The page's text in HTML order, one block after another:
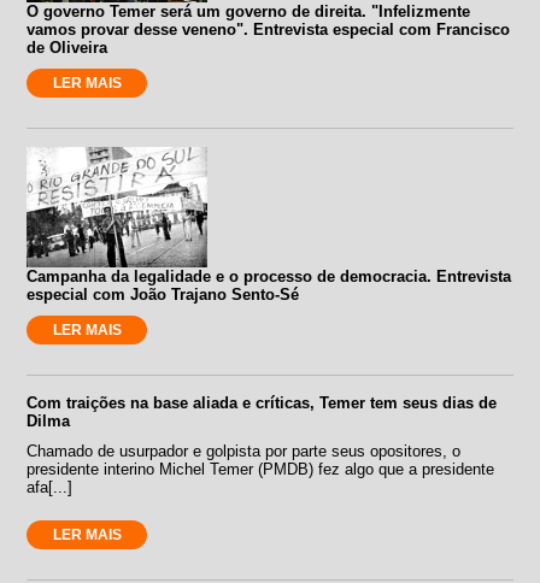
O governo Temer será um governo de direita. "Infelizmente
vamos provar desse veneno". Entrevista especial com Francisco
de Oliveira
LER MAIS
Campanha da legalidade e o processo de democracia. Entrevista
especial com João Trajano Sento-Sé
LER MAIS
Com traições na base aliada e críticas, Temer tem seus dias de
Dilma
Chamado de usurpador e golpista por parte seus opositores, o
presidente interino Michel Temer (PMDB) fez algo que a presidente
afa[...]
LER MAIS